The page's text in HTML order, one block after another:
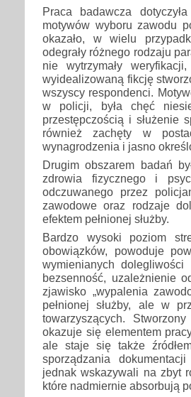
Praca badawcza
motywów wyboru zawodu
okazało, w wielu
odegrały różnego rodzaju
nie wytrzymały
wyidealizowaną fikcję
wszyscy respondenci.
w policji, była chęć
przestępczością i służenie
również zachęty w
wynagrodzenia i jasno
Drugim obszarem badań
zdrowia fizycznego i
odczuwanego przez
zawodowe oraz rodzaje
efektem pełnionej służby.
Bardzo wysoki poziom
obowiązków, powoduje
wymienianych
bezsenność, uzależnienie
zjawisko „wypalenia
pełnionej służby, ale w
towarzyszących.
okazuje się elementem
ale staje się także
sporządzania
jednak wskazywali na zbyt
które nadmiernie absorbują